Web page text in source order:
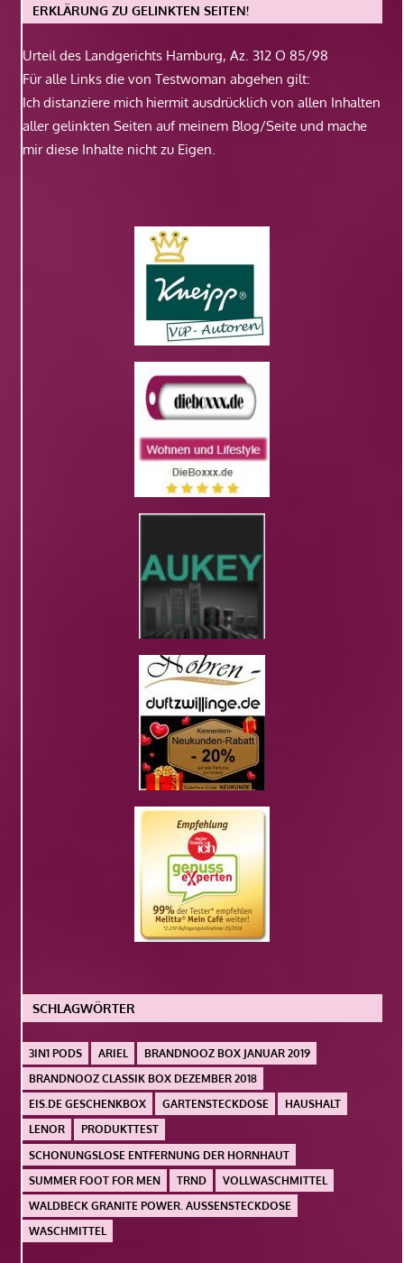
ERKLÄRUNG ZU GELINKTEN SEITEN!
Urteil des Landgerichts Hamburg, Az. 312 O 85/98
Für alle Links die von Testwoman abgehen gilt:
Ich distanziere mich hiermit ausdrücklich von allen Inhalten
aller gelinkten Seiten auf meinem Blog/Seite und mache
mir diese Inhalte nicht zu Eigen.
SCHLAGWÖRTER
3IN1 PODS ARIEL
BRANDNOOZ BOX JANUAR 2019
BRANDNOOZ CLASSIK BOX DEZEMBER 2018
EIS.DE GESCHENKBOX
GARTENSTECKDOSE
HAUSHALT
LENOR
PRODUKTTEST
SCHONUNGSLOSE ENTFERNUNG DER HORNHAUT
SUMMER FOOT FOR MEN
TRND
VOLLWASCHMITTEL
WALDBECK GRANITE POWER. AUSSENSTECKDOSE
WASCHMITTEL